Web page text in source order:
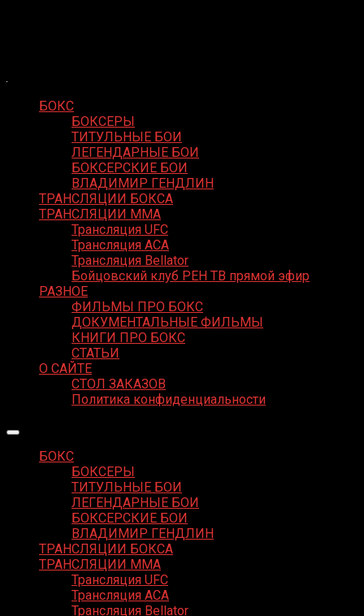
БОКС
БОКСЕРЫ
ТИТУЛЬНЫЕ БОИ
ЛЕГЕНДАРНЫЕ БОИ
БОКСЕРСКИЕ БОИ
ВЛАДИМИР ГЕНДЛИН
ТРАНСЛЯЦИИ БОКСА
ТРАНСЛЯЦИИ MMA
Трансляция UFC
Трансляция ACA
Трансляция Bellator
Бойцовский клуб РЕН ТВ прямой эфир
РАЗНОЕ
ФИЛЬМЫ ПРО БОКС
ДОКУМЕНТАЛЬНЫЕ ФИЛЬМЫ
КНИГИ ПРО БОКС
СТАТЬИ
О САЙТЕ
СТОЛ ЗАКАЗОВ
Политика конфиденциальности
БОКС
БОКСЕРЫ
ТИТУЛЬНЫЕ БОИ
ЛЕГЕНДАРНЫЕ БОИ
БОКСЕРСКИЕ БОИ
ВЛАДИМИР ГЕНДЛИН
ТРАНСЛЯЦИИ БОКСА
ТРАНСЛЯЦИИ MMA
Трансляция UFC
Трансляция ACA
Трансляция Bellator